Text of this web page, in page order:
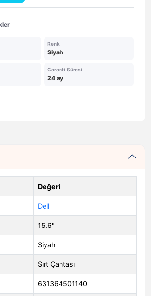
Renk
Siyah
Garanti Süresi
24 ay
Değeri
Dell
15.6"
Siyah
Sırt Çantası
631364501140